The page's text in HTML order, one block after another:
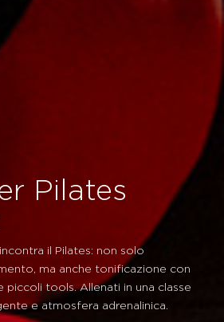
Pilates
il Pilates: non solo
ma anche tonificazione con
piccoli tools. Allenati in una classe
e atmosfera adrenalinica.